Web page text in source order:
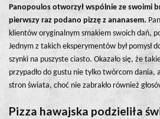
Panopoulos otworzył wspólnie ze swoimi
pierwszy raz podano pizzę z ananasem.
klientów oryginalnym smakiem swoich dań,
Jednym z takich eksperymentów był pomysł
szynki na puszyste ciasto. Okazało się, że
przypadło do gustu nie tylko twórcom dania,
stron świata, choć nie zabrakło również
Pizza hawajska podzieliła